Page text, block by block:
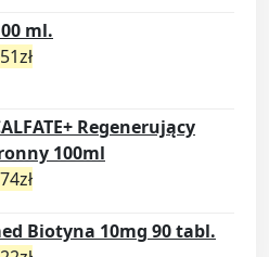
ml.
zł
Regenerujący
100ml
zł
Biotyna 10mg 90 tabl.